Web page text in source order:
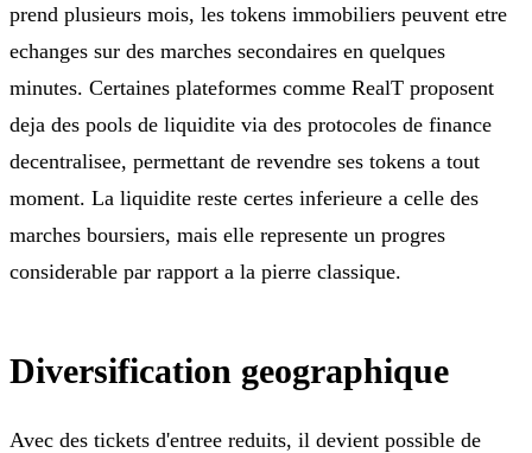
prend plusieurs mois, les tokens immobiliers peuvent etre
echanges sur des marches secondaires en quelques
minutes. Certaines plateformes comme RealT proposent
deja des pools de liquidite via des protocoles de finance
decentralisee, permettant de revendre ses tokens a tout
moment. La liquidite reste certes inferieure a celle des
marches boursiers, mais elle represente un progres
considerable par rapport a la pierre classique.
Diversification geographique
Avec des tickets d'entree reduits, il devient possible de